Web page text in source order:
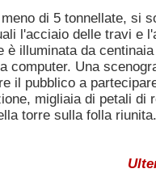
di 5 tonnellate, si
l'acciaio delle travi e
è illuminata da
computer. Una
il pubblico a
migliaia di petali di
torre sulla folla riunita.